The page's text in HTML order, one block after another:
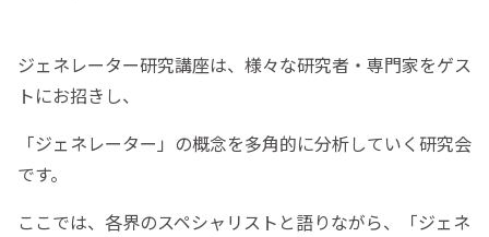
ジェネレーター研究講座は、様々な研究者・専門家をゲス
トにお招きし、
「ジェネレーター」の概念を多角的に分析していく研究会
です。
ここでは、各界のスペシャリストと語りながら、「ジェネ